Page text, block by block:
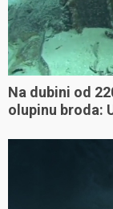
Na dubini od
olupinu broda: